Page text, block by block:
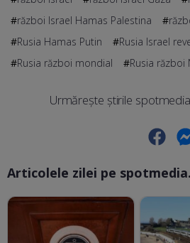
război Israel Hamas Palestina
Rusia Hamas Putin
Rusia Israel
Rusia război mondial
Rusia război
Urmărește știrile
Articolele zilei pe